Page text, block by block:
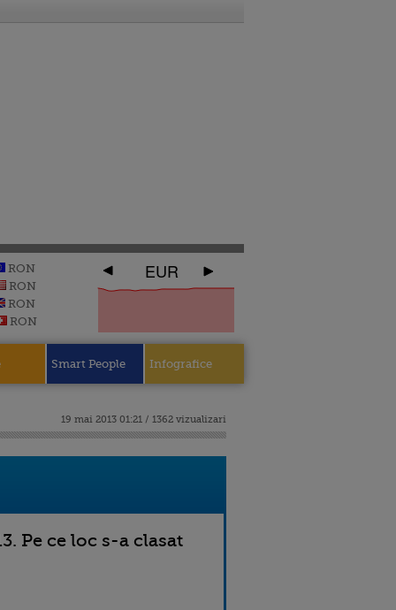
RON
RON
RON
RON
EUR
Smart People Infografice
19 mai 2013 01:21 / 1362 vizualizari
Pe ce loc s-a clasat